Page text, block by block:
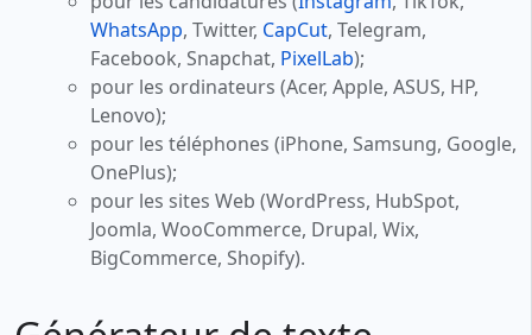
WhatsApp, Twitter, CapCut, Telegram,
Facebook, Snapchat, PixelLab);
pour les ordinateurs (Acer, Apple, ASUS, HP,
Lenovo);
pour les téléphones (iPhone, Samsung, Google,
OnePlus);
pour les sites Web (WordPress, HubSpot,
Joomla, WooCommerce, Drupal, Wix,
BigCommerce, Shopify).